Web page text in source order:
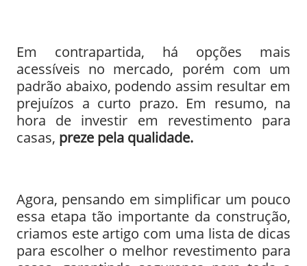
Em contrapartida, há opções mais
acessíveis no mercado, porém com um
padrão abaixo, podendo assim resultar em
prejuízos a curto prazo. Em resumo, na
hora de investir em revestimento para
casas, preze pela qualidade.
Agora, pensando em simplificar um pouco
essa etapa tão importante da construção,
criamos este artigo com uma lista de dicas
para escolher o melhor revestimento para